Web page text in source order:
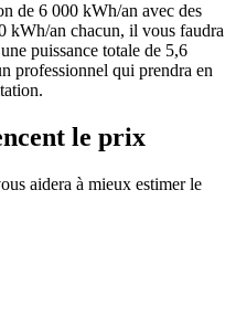
de 6 000 kWh/an avec des
kWh/an chacun, il vous faudra
puissance totale de 5,6
professionnel qui prendra en
le prix
aidera à mieux estimer le